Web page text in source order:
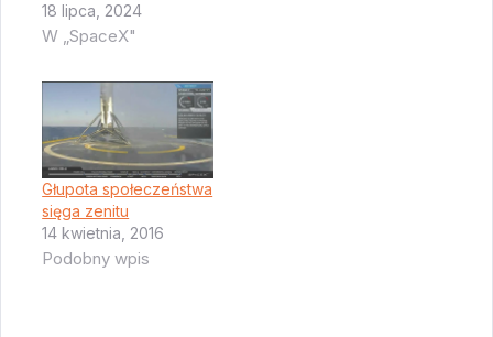
18 lipca, 2024
W „SpaceX"
Głupota społeczeństwa
sięga zenitu
14 kwietnia, 2016
Podobny wpis